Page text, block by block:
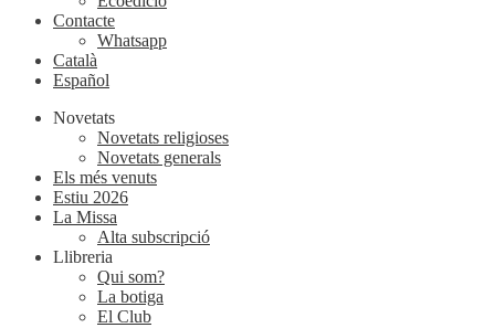
Contacte
Whatsapp
Català
Español
Novetats
Novetats religioses
Novetats generals
Els més venuts
Estiu 2026
La Missa
Alta subscripció
Llibreria
Qui som?
La botiga
El Club